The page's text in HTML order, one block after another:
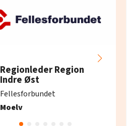
Regionleder Region
Indre Øst
Fellesforbundet
Moelv